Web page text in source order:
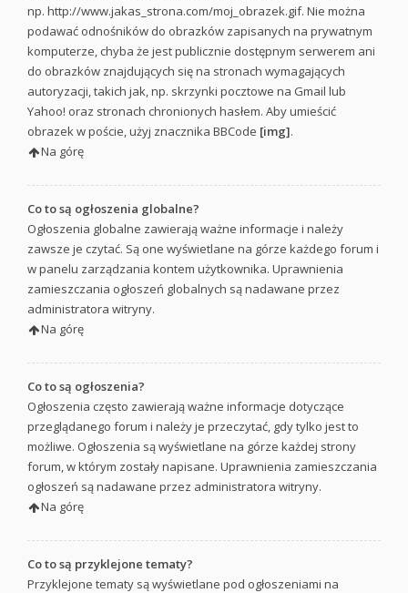
np. http://www.jakas_strona.com/moj_obrazek.gif. Nie można
podawać odnośników do obrazków zapisanych na prywatnym
komputerze, chyba że jest publicznie dostępnym serwerem ani
do obrazków znajdujących się na stronach wymagających
autoryzacji, takich jak, np. skrzynki pocztowe na Gmail lub
Yahoo! oraz stronach chronionych hasłem. Aby umieścić
obrazek w poście, użyj znacznika BBCode [img].
Na górę
Co to są ogłoszenia globalne?
Ogłoszenia globalne zawierają ważne informacje i należy
zawsze je czytać. Są one wyświetlane na górze każdego forum i
w panelu zarządzania kontem użytkownika. Uprawnienia
zamieszczania ogłoszeń globalnych są nadawane przez
administratora witryny.
Na górę
Co to są ogłoszenia?
Ogłoszenia często zawierają ważne informacje dotyczące
przeglądanego forum i należy je przeczytać, gdy tylko jest to
możliwe. Ogłoszenia są wyświetlane na górze każdej strony
forum, w którym zostały napisane. Uprawnienia zamieszczania
ogłoszeń są nadawane przez administratora witryny.
Na górę
Co to są przyklejone tematy?
Przyklejone tematy są wyświetlane pod ogłoszeniami na